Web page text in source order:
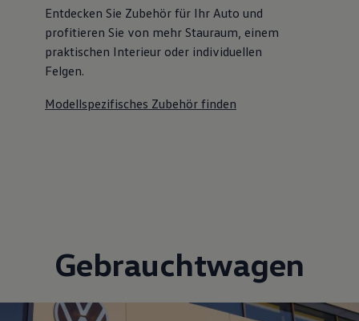
Entdecken Sie Zubehör für Ihr Auto und
profitieren Sie von mehr Stauraum, einem
praktischen Interieur oder individuellen
Felgen.
Modellspezifisches Zubehör finden
Gebrauchtwagen